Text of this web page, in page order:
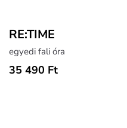
RE:TIME
egyedi fali óra
35 490 Ft